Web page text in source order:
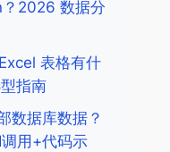
2026 数据分
表格有什
指南
数据库数据？
用+代码示